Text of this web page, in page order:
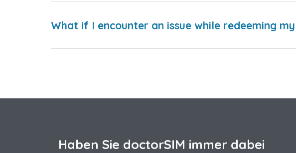
What if I encounter an issue while redeeming
Haben Sie doctorSIM immer dabei